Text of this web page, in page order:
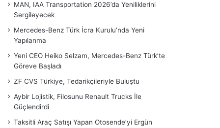
MAN, IAA Transportation 2026’da Yeniliklerini
Sergileyecek
Mercedes-Benz Türk İcra Kurulu’nda Yeni
Yapılanma
Yeni CEO Heiko Selzam, Mercedes-Benz Türk’te
Göreve Başladı
ZF CVS Türkiye, Tedarikçileriyle Buluştu
Aybir Lojistik, Filosunu Renault Trucks İle
Güçlendirdi
Taksitli Araç Satışı Yapan Otosende’yi Ergün